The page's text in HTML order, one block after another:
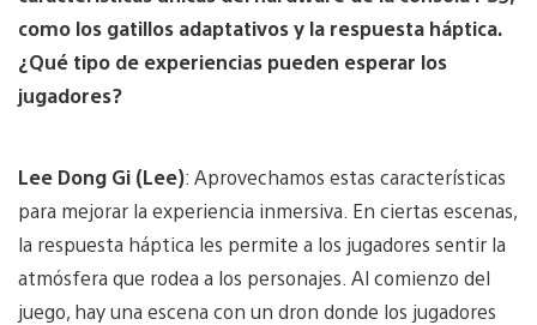
como los gatillos adaptativos y la respuesta háptica.
¿Qué tipo de experiencias pueden esperar los
jugadores?
Lee Dong Gi (Lee): Aprovechamos estas características
para mejorar la experiencia inmersiva. En ciertas escenas,
la respuesta háptica les permite a los jugadores sentir la
atmósfera que rodea a los personajes. Al comienzo del
juego, hay una escena con un dron donde los jugadores